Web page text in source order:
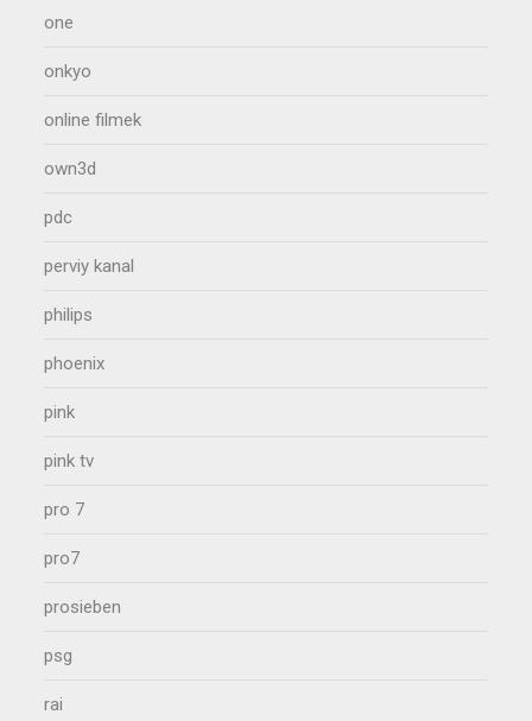
one
onkyo
online filmek
own3d
pdc
perviy kanal
philips
phoenix
pink
pink tv
pro 7
pro7
prosieben
psg
rai